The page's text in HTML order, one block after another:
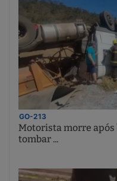
GO-213
Motorista morre
tombar ...